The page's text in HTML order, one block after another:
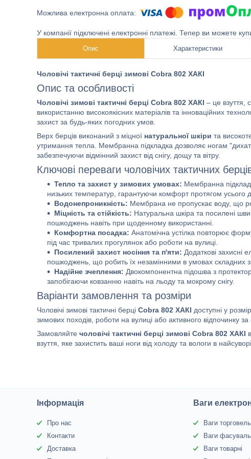
У компанії підключені електронні платежі. Тепер ви можете
Опис Характеристики
Чоловічі тактичні берці зимові Cobra 802 ХАКІ
Опис та особливості
Чоловічі зимові тактичні берці Cobra 802 ХАКІ – це взуття,
використанню високоякісних матеріалів та інноваційних
захист за будь-яких погодних умов.
Верх берців виконаний з міцної натуральної шкіри та
утримання тепла. Мембранна підкладка дозволяє ногам
забезпечуючи відмінний захист від снігу, дощу та вітру.
Ключові переваги чоловічих тактичних
Тепло та захист у зимових умовах: Мембранна
низьких температур, гарантуючи комфорт протягом усього
Водонепроникність: Мембрана не пропускає воду, що
Міцність та стійкість: Натуральна шкіра та посилені шви
пошкоджень навіть при щоденному використанні.
Комфортна посадка: Анатомічна устілка повторює
під час тривалих прогулянок або роботи на вулиці.
Посилений захист носіння та п'яти: Додаткові захисні
пошкоджень, що робить їх незамінними в умовах складних
Надійне зчеплення: Двокомпонентна підошва з
запобігаючи ковзанню навіть на льоду та мокрому снігу.
Варіанти замовлення та розміри
Чоловічі зимові тактичні берці Cobra 802 ХАКІ доступні у
зимових походів, роботи на вулиці або активного відпочинку
Замовляйте чоловічі тактичні берці зимові Cobra 802 ХАКІ
взуття, яке захистить ваші ноги від холоду та вологи в
Інформація
Про нас
Контакти
Доставка
Ваги
Ваги
Ваги
Ваги товарні